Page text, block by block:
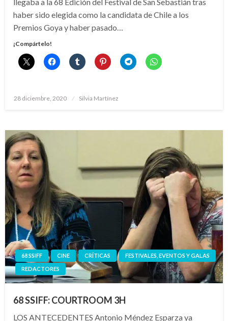
haber sido elegida como la candidata de Chile a los
Premios Goya y haber pasado…
¡Compártelo!
Publicado
28 diciembre, 2020 Silvia Martínez
68 SSIFF CINE CRÍTICAS
FESTIVALES, EVENTOS Y GALAS
REDACTORES
68 SSIFF: COURTROOM 3H
LOS ANTECEDENTES Antonio Méndez Esparza ya